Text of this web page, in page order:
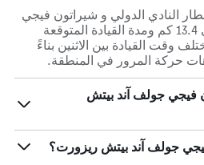
النادي الدولي و شيراتون فيجي
جولف آند بيتش ريزورت هي 13.4 كم ومدة القيادة المتوقعة
أن يختلف وقت القيادة بين الاثنين بناءً
حركة المرور في المنطقة.
فيجي جولف آند بيتش
جولف آند بيتش ريزورت؟